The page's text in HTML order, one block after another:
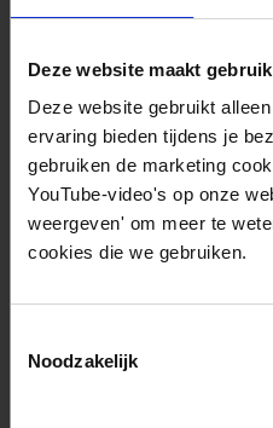
Deze website maakt
Deze website gebruikt
ervaring bieden tijdens je
gebruiken de marketing
YouTube-video's op onze
weergeven' om meer te
cookies die we gebruiken.
Noodzakelijk
Beau Broen
Projectmanager
Als projectmanager
richt ik mij op het
van projecten waarin
Met een achtergrond in
Bedrijfskunde en een
Energiesystemen
opzetten van business